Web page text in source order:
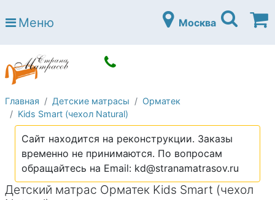
Страна матрасов
Open submenu (Матрасы)
Open submenu (Кровати)
Кровати
Open submenu (Аксессуары)
Open submenu (Диваны)
Диваны
Open submenu (Постельное белье)
Постельное белье
Open submenu (Мебель)
Мебель
Open submenu (Основания)
Основания
Меню Москва
Главная Детские матрасы
Орматек
Kids Smart (чехол Natural)
Сайт находится на реконструкции. Заказы
временно не принимаются. По вопросам
обращайтесь на Email: kd@stranamatrasov.ru
Детский матрас Орматек Kids Smart (чехол